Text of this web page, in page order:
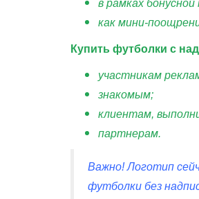
в рамках
как мини-
Купить футболки с
участникам
знакомым;
клиентам,
партнерам.
Важно! Логотип
футболки без